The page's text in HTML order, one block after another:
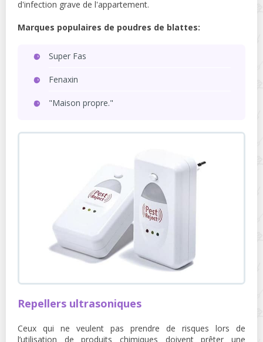
d'infection grave de l'appartement.
Marques populaires de poudres de blattes:
Super Fas
Fenaxin
"Maison propre."
Repellers ultrasoniques
Ceux qui ne veulent pas prendre de risques lors de
l’utilisation de produits chimiques doivent prêter une